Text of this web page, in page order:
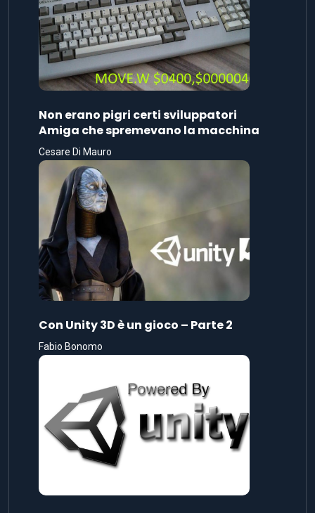
Non erano pigri certi sviluppatori
Amiga che spremevano la macchina
Cesare Di Mauro
Con Unity 3D è un gioco – Parte 2
Fabio Bonomo